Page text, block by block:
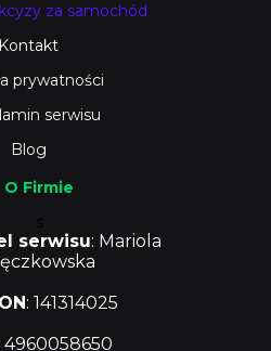
O Firmie
serwisu: Mariola
: 141314025
4960058650
za samochód
Kontakt
prywatności
serwisu
Blog